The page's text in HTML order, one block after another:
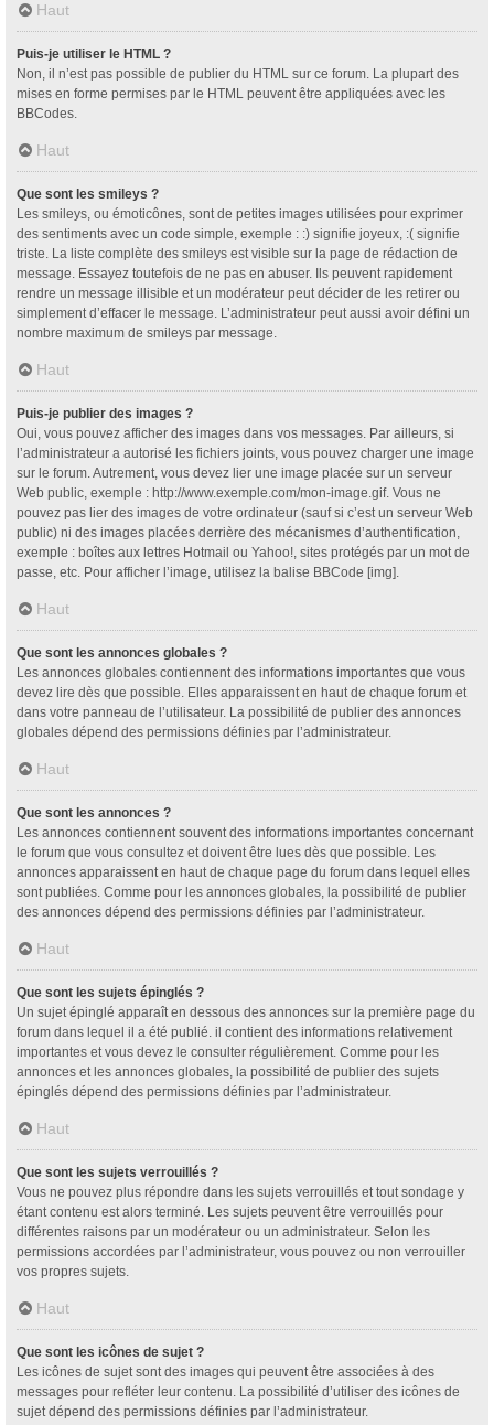
Haut
Puis-je utiliser le HTML ?
Non, il n’est pas possible de publier du HTML sur ce forum. La plupart des
mises en forme permises par le HTML peuvent être appliquées avec les
BBCodes.
Haut
Que sont les smileys ?
Les smileys, ou émoticônes, sont de petites images utilisées pour exprimer
des sentiments avec un code simple, exemple : :) signifie joyeux, :( signifie
triste. La liste complète des smileys est visible sur la page de rédaction de
message. Essayez toutefois de ne pas en abuser. Ils peuvent rapidement
rendre un message illisible et un modérateur peut décider de les retirer ou
simplement d’effacer le message. L’administrateur peut aussi avoir défini un
nombre maximum de smileys par message.
Haut
Puis-je publier des images ?
Oui, vous pouvez afficher des images dans vos messages. Par ailleurs, si
l’administrateur a autorisé les fichiers joints, vous pouvez charger une image
sur le forum. Autrement, vous devez lier une image placée sur un serveur
Web public, exemple : http://www.exemple.com/mon-image.gif. Vous ne
pouvez pas lier des images de votre ordinateur (sauf si c’est un serveur Web
public) ni des images placées derrière des mécanismes d’authentification,
exemple : boîtes aux lettres Hotmail ou Yahoo!, sites protégés par un mot de
passe, etc. Pour afficher l’image, utilisez la balise BBCode [img].
Haut
Que sont les annonces globales ?
Les annonces globales contiennent des informations importantes que vous
devez lire dès que possible. Elles apparaissent en haut de chaque forum et
dans votre panneau de l’utilisateur. La possibilité de publier des annonces
globales dépend des permissions définies par l’administrateur.
Haut
Que sont les annonces ?
Les annonces contiennent souvent des informations importantes concernant
le forum que vous consultez et doivent être lues dès que possible. Les
annonces apparaissent en haut de chaque page du forum dans lequel elles
sont publiées. Comme pour les annonces globales, la possibilité de publier
des annonces dépend des permissions définies par l’administrateur.
Haut
Que sont les sujets épinglés ?
Un sujet épinglé apparaît en dessous des annonces sur la première page du
forum dans lequel il a été publié. il contient des informations relativement
importantes et vous devez le consulter régulièrement. Comme pour les
annonces et les annonces globales, la possibilité de publier des sujets
épinglés dépend des permissions définies par l’administrateur.
Haut
Que sont les sujets verrouillés ?
Vous ne pouvez plus répondre dans les sujets verrouillés et tout sondage y
étant contenu est alors terminé. Les sujets peuvent être verrouillés pour
différentes raisons par un modérateur ou un administrateur. Selon les
permissions accordées par l’administrateur, vous pouvez ou non verrouiller
vos propres sujets.
Haut
Que sont les icônes de sujet ?
Les icônes de sujet sont des images qui peuvent être associées à des
messages pour refléter leur contenu. La possibilité d’utiliser des icônes de
sujet dépend des permissions définies par l’administrateur.